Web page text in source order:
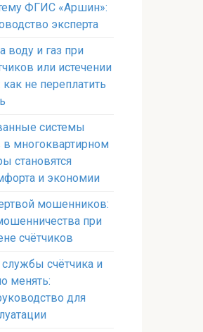
ФГИС «Аршин»:
эксперта
воду и газ при
или истечении
не переплатить
системы
в многоквартирном
становятся
и экономии
мошенников:
при
счётчиков
счётчика и
менять:
для